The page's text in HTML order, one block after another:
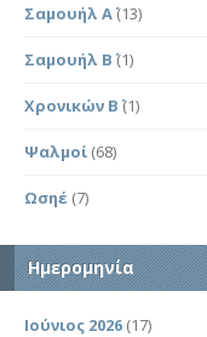
Σαμουήλ Α΄(13)
Σαμουήλ Β΄ (1)
Χρονικών Β΄ (1)
Ψαλμοί (68)
Ωσηέ (7)
Ημερομηνία
Ιούνιος 2026 (17)